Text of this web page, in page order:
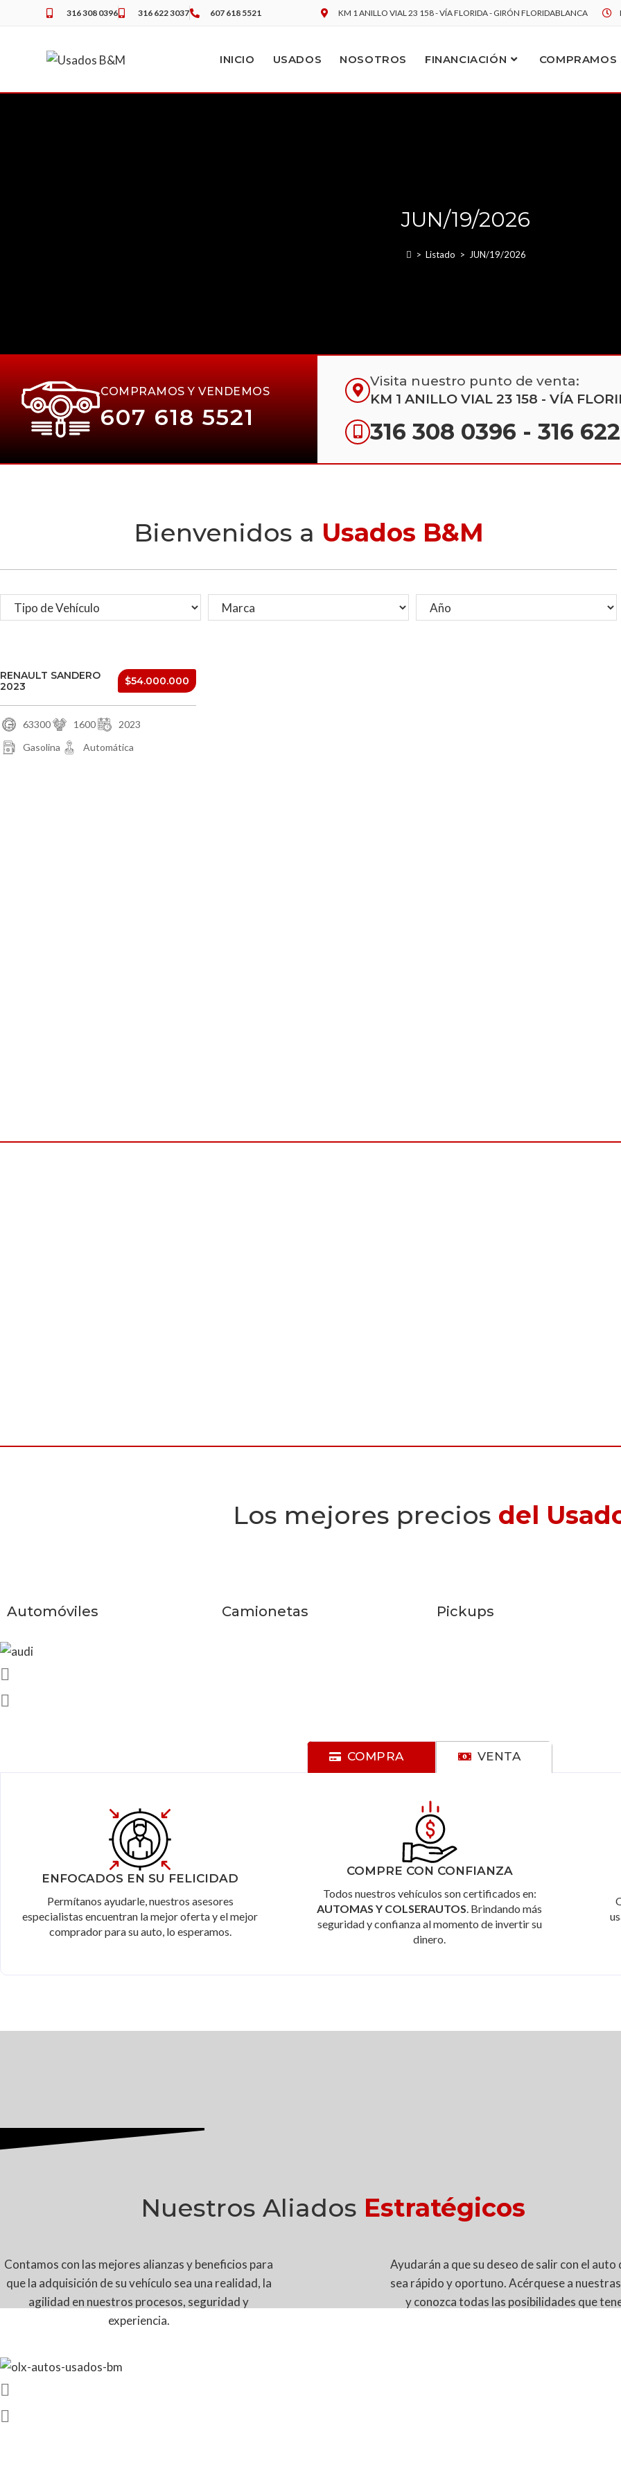
316 308 0396 316 622 3037 607 618 5521 KM 1 ANILLO VIAL 23 158 - VÍA FLORIDA - GIRÓN FLORIDABLANCA
INICIO USADOS NOSOTROS FINANCIACIÓN COMPRAMOS
JUN/19/2026
> Listado > JUN/19/2026
COMPRAMOS Y VENDEMOS
607 618 5521
Visita nuestro punto de venta:
KM 1 ANILLO VIAL 23 158 - VÍA
316 308 0396 - 316
Bienvenidos a Usados B&M
RENAULT SANDERO
2023
$54.000.000
63300 1600
2023
Gasolina
Automática
Los mejores precios del
Automóviles Camionetas Pickups
COMPRA VENTA
ENFOCADOS EN SU FELICIDAD
Permítanos ayudarle, nuestros asesores
especialistas encuentran la mejor oferta y el mejor
comprador para su auto, lo esperamos.
COMPRE CON CONFIANZA
Todos nuestros vehículos son certificados en:
AUTOMAS Y COLSERAUTOS . Brindando más
seguridad y confianza al momento de invertir su
dinero.
Nuestros Aliados Estratégicos
Contamos con las mejores alianzas y beneficios para
que la adquisición de su vehículo sea una realidad, la
agilidad en nuestros procesos, seguridad y
experiencia.
Ayudarán a que su deseo de salir con el auto
sea rápido y oportuno. Acérquese a
y conozca todas las posibilidades que